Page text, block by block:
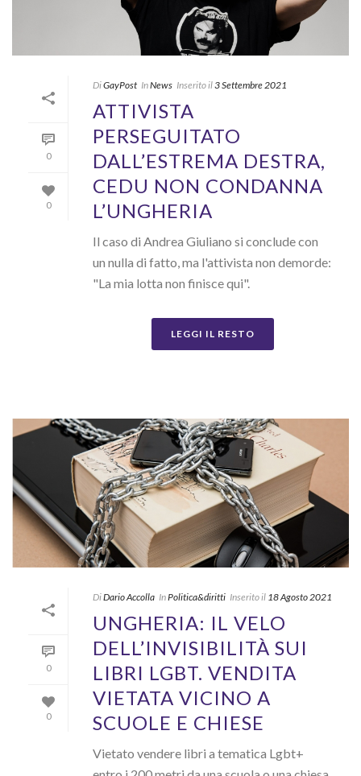
0
0
DiGayPost InNews Inserito il3 Settembre 2021
ATTIVISTA
PERSEGUITATO
DALL’ESTREMA DESTRA,
CEDU NON CONDANNA
L’UNGHERIA
Il caso di Andrea Giuliano si conclude con
un nulla di fatto, ma l'attivista non demorde:
"La mia lotta non finisce qui".
LEGGI IL RESTO
0
0
DiDario Accolla InPolitica&diritti Inserito il 18 Agosto 2021
UNGHERIA: IL VELO
DELL’INVISIBILITÀ SUI
LIBRI LGBT. VENDITA
VIETATA VICINO A
SCUOLE E CHIESE
Vietato vendere libri a tematica Lgbt+